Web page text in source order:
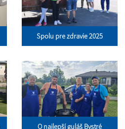
Spolu pre zdravie 2025
O najlepší guláš Bystré